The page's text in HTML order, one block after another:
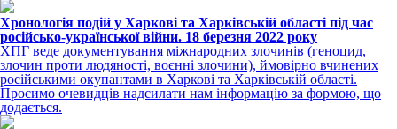
Хронологія подій у Харкові та Харківській області під час
російсько-української війни. 18 березня 2022 року
ХПГ веде документування міжнародних злочинів (геноцид,
злочин проти людяності, воєнні злочини), ймовірно вчинених
російськими окупантами в Харкові та Харківській області.
Просимо очевидців надсилати нам інформацію за формою, що
додається.